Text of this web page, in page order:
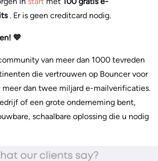
. Er is geen creditcard nodig.
💙
van meer dan 1000 tevreden
die vertrouwen op Bouncer voor
meer dan twee miljard e-mailverificaties.
of een grote onderneming bent,
schaalbare oplossing die u nodig